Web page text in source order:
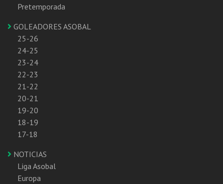
Pretemporada
GOLEADORES ASOBAL
25-26
24-25
23-24
22-23
21-22
20-21
19-20
18-19
17-18
NOTICIAS
Liga Asobal
Europa